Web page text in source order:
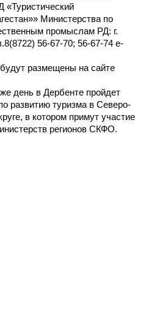
«Туристический
Министерства по
промыслам РД: г.
56-67-70; 56-67-74 e-
размещены на сайте
день в Дербенте пройдет
развитию туризма в Северо-
в котором примут участие
регионов СКФО.